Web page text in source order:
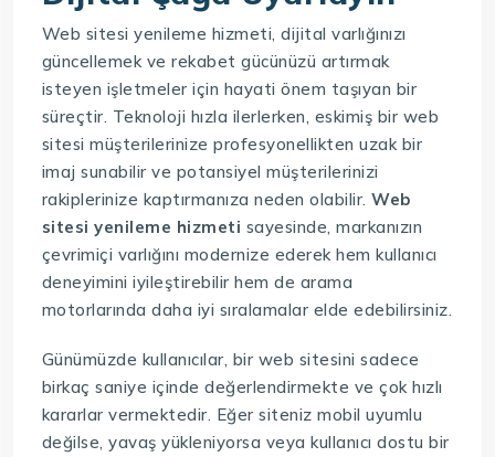
Web sitesi yenileme hizmeti, dijital varlığınızı
güncellemek ve rekabet gücünüzü artırmak
isteyen işletmeler için hayati önem taşıyan bir
süreçtir. Teknoloji hızla ilerlerken, eskimiş bir web
sitesi müşterilerinize profesyonellikten uzak bir
imaj sunabilir ve potansiyel müşterilerinizi
rakiplerinize kaptırmanıza neden olabilir.Web
sitesi yenileme hizmeti sayesinde, markanızın
çevrimiçi varlığını modernize ederek hem kullanıcı
deneyimini iyileştirebilir hem de arama
motorlarında daha iyi sıralamalar elde edebilirsiniz.
Günümüzde kullanıcılar, bir web sitesini sadece
birkaç saniye içinde değerlendirmekte ve çok hızlı
kararlar vermektedir. Eğer siteniz mobil uyumlu
değilse, yavaş yükleniyorsa veya kullanıcı dostu bir